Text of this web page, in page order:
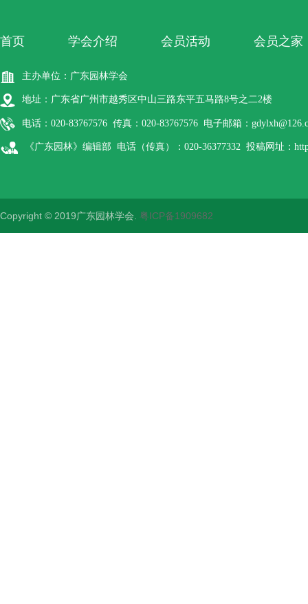
首页 学会介绍 会员活动 会员之家
主办单位：广东园林学会
地址：广东省广州市越秀区中山三路东平五马路8号之二2楼
电话：020-83767576 传真：020-83767576 电子邮箱：
《广东园林》编辑部 电话（传真）：020-36377332 投稿网址：
Copyright © 2019广东园林学会. 粤ICP备1909682